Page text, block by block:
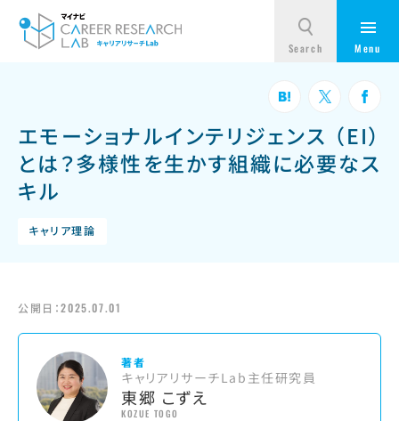
エモーショナルインテリジェンス （EI）
とは？多様性を生かす組織に必要なス
キル
キャリア理論
公開日：2025.07.01
著者
キャリアリサーチLab主任研究員
東郷 こずえ
KOZUE TOGO